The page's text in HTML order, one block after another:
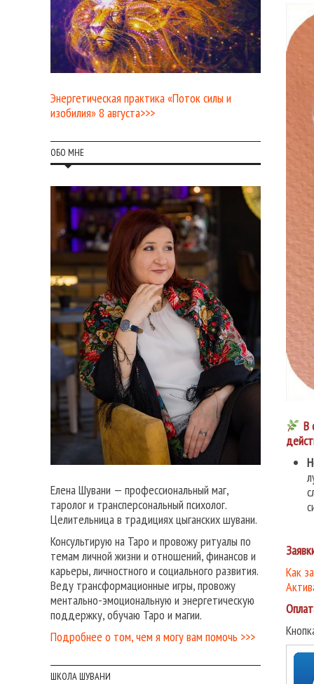
В
Как
Энергетическая практика «Поток силы и
изобилия» 8 августа>>>
ОБО МНЕ
Елена Шувани — профессиональный маг,
таролог и трансперсональный психолог.
Целительница в традициях цыганских шувани.
Консультирую на Таро и провожу ритуалы по
темам личной жизни и отношений, финансов и
карьеры, личностного и социального развития.
Веду трансформационные игры, провожу
ментально-эмоциональную и энергетическую
поддержку, обучаю Таро и магии.
Подробнее о том, чем я могу вам помочь >>>
ШКОЛА ШУВАНИ